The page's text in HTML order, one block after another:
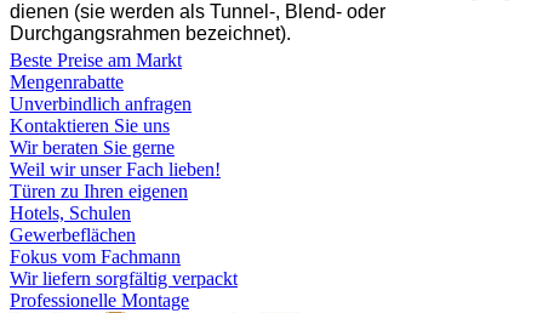
dienen (sie werden als Tunnel-, Blend- oder
Durchgangsrahmen bezeichnet).
Beste Preise am Markt
Mengenrabatte
Unverbindlich anfragen
Kontaktieren Sie uns
Wir beraten Sie gerne
Weil wir unser Fach lieben!
Türen zu Ihren eigenen
Hotels, Schulen
Gewerbeflächen
Fokus vom Fachmann
Wir liefern sorgfältig verpackt
Professionelle Montage